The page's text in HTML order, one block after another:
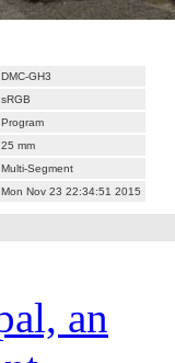
DMC-GH3
sRGB
Program
25 mm
Multi-Segment
Mon Nov 23 22:34:51 2015